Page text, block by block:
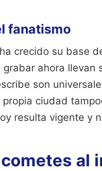
fanatismo
crecido su base
ahora llevan
son
ciudad
resulta vigente y
al